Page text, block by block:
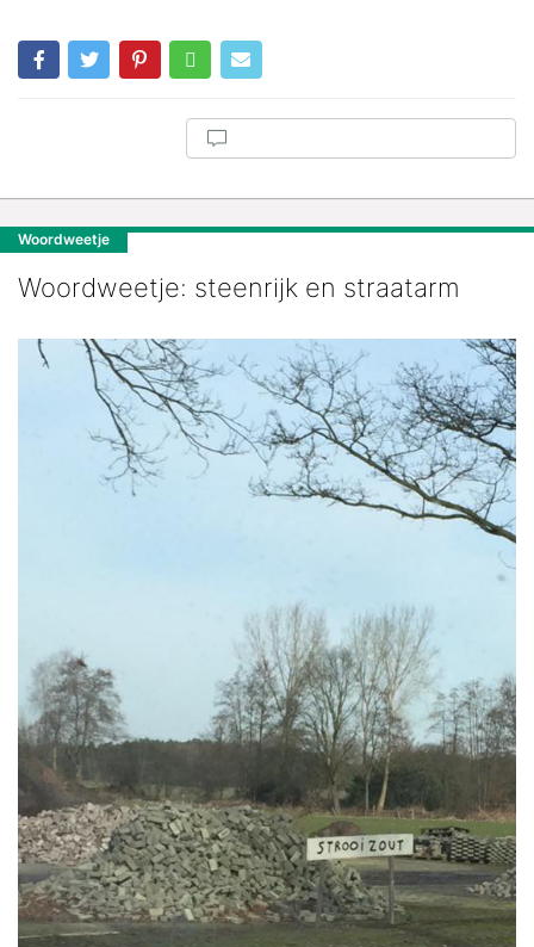
Woordweetje
Woordweetje: steenrijk en straatarm